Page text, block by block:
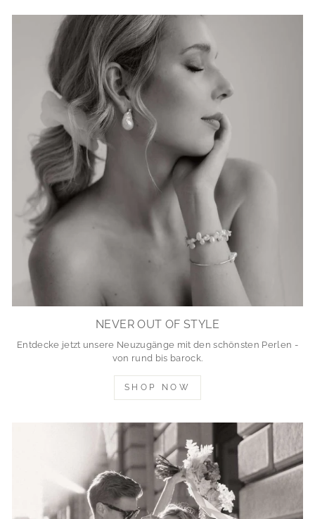
NEVER OUT OF STYLE
Entdecke jetzt unsere Neuzugänge mit den schönsten Perlen -
von rund bis barock.
SHOP NOW